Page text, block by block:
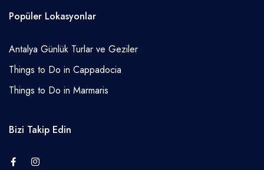
Popüler Lokasyonlar
Antalya Günlük Turlar ve Geziler
Things to Do in Cappadocia
Things to Do in Marmaris
Bizi Takip Edin